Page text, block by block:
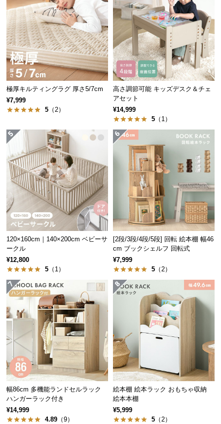
設
置
サ
ー
ビ
ス
に
つ
い
て
搬
経
路
に
つ
て
返
品・
キ
ャ
ン
セ
に
い
て
保
証
い
無段階の高さ調節
支柱を軸にソケット部分を上下どちらかにずらすこ
とで、自分好みの光の当たり具合を実現できます。
可動範囲 16・53cm
省エネ&長寿命のLED電球対応
ェードサイズに適した電球をご使用ください。
極厚キルティングラグ 厚さ5/7cm
¥7,999
5 （2）
高さ調節可能 キッズデスク＆チェ
アセット
¥14,999
5 （1）
120×160cm｜140×200cm ベビーサ
ークル
¥12,800
5 （1）
[2段/3段/4段/5段] 回転 絵本棚 幅46
cm ブックシェルフ 回転式
¥7,999
5 （2）
幅86cm 多機能ランドセルラック
ハンガーラック付き
¥14,999
4.89 （9）
絵本棚 絵本ラック おもちゃ収納
絵本本棚
¥5,999
5 （2）